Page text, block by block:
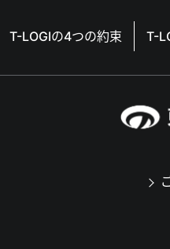
T-LOGIの4つの約束 T-